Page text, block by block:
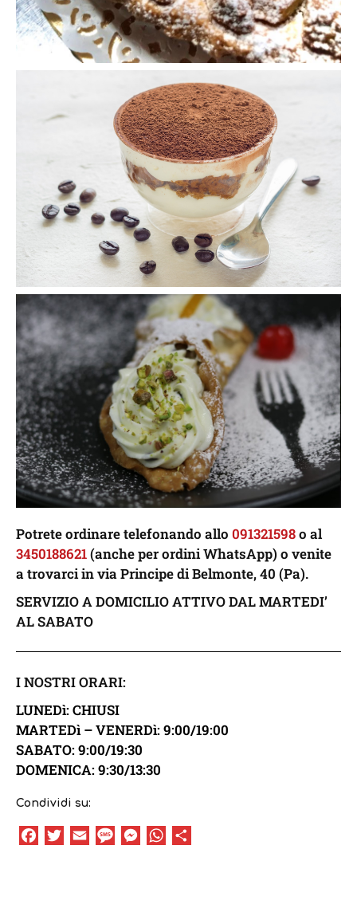
Potrete ordinare telefonando allo 091321598o al
3450188621(anche per ordini WhatsApp) o venite
a trovarci in via Principe di Belmonte, 40 (Pa).
SERVIZIO A DOMICILIO ATTIVO DAL MARTEDI’
AL SABATO
I NOSTRI ORARI:
LUNEDì: CHIUSI
MARTEDì – VENERDì: 9:00/19:00
SABATO: 9:00/19:30
DOMENICA: 9:30/13:30
Condividi su:
Facebook
TwitterEmailMessageMessenger
WhatsApp